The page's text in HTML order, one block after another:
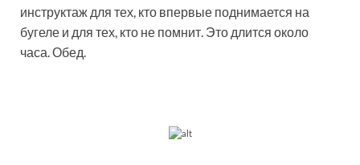
инструктаж для тех, кто впервые поднимается на
бугеле и для тех, кто не помнит. Это длится около
часа. Обед.